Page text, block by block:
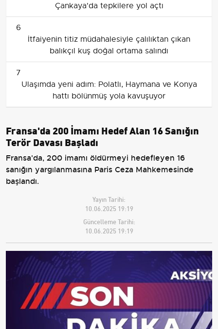
Çankaya'da tepkilere yol açtı
6
İtfaiyenin titiz müdahalesiyle çalılıktan çıkan
balıkçıl kuş doğal ortama salındı
7
Ulaşımda yeni adım: Polatlı, Haymana ve Konya
hattı bölünmüş yola kavuşuyor
Fransa'da 200 İmamı Hedef Alan 16 Sanığın
Terör Davası Başladı
Fransa'da, 200 imamı öldürmeyi hedefleyen 16
sanığın yargılanmasına Paris Ceza Mahkemesinde
başlandı.
Yayın Tarihi:
10.06.2025 19:19
Güncelleme Tarihi:
10.06.2025 19:19